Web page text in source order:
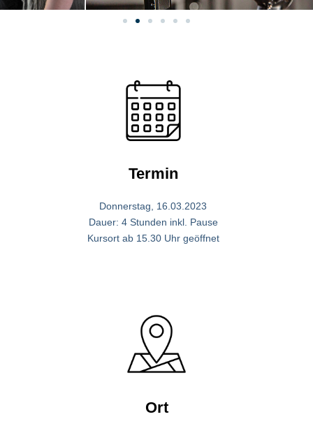
Termin
Donnerstag, 16.03.2023
Dauer: 4 Stunden inkl. Pause
Kursort ab 15.30 Uhr geöffnet
Ort